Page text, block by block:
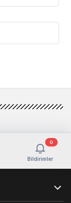
Bildirimler
0